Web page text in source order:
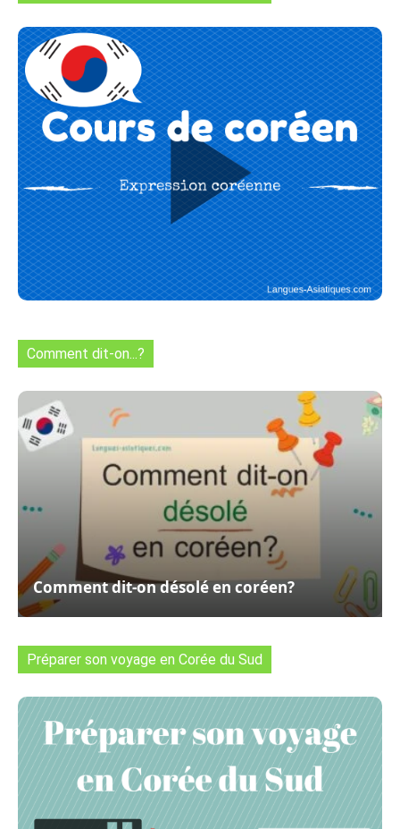
Comment dit-on...?
Comment dit-on désolé en coréen?
Préparer son voyage en Corée du Sud